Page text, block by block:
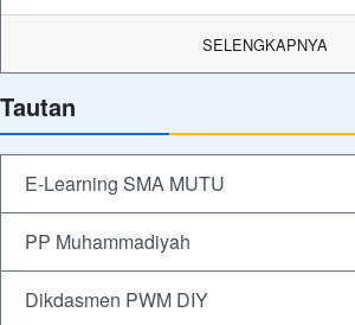
SELENGKAPNYA
Tautan
E-Learning SMA MUTU
PP Muhammadiyah
Dikdasmen PWM DIY